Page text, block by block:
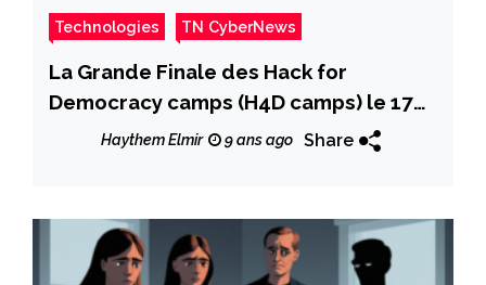
Technologies TN CyberNews
La Grande Finale des Hack for
Democracy camps (H4D camps) le 17
septembre: Les projets finalistes
Haythem Elmir 9 ans ago Share